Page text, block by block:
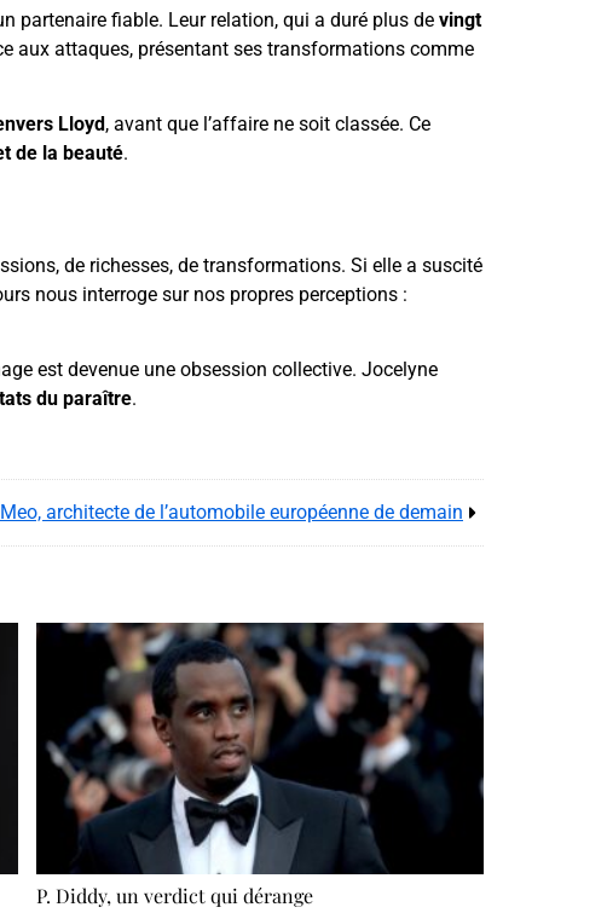
partenaire fiable. Leur relation, qui a duré plus de vingt
aux attaques, présentant ses transformations comme
Lloyd , avant que l’affaire ne soit classée. Ce
de la beauté.
de richesses, de transformations. Si elle a suscité
nous interroge sur nos propres perceptions :
est devenue une obsession collective. Jocelyne
du paraître.
architecte de l’automobile européenne de demain
P. Diddy, un verdict qui dérange